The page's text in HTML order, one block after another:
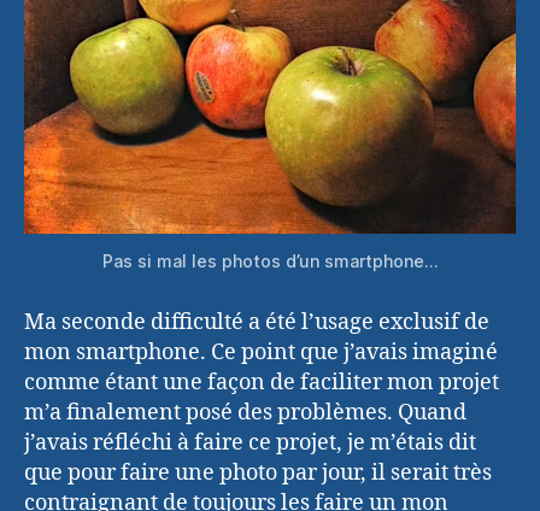
Pas si mal les photos d’un smartphone…
Ma seconde difficulté a été l’usage exclusif de
mon smartphone. Ce point que j’avais imaginé
comme étant une façon de faciliter mon projet
m’a finalement posé des problèmes. Quand
j’avais réfléchi à faire ce projet, je m’étais dit
que pour faire une photo par jour, il serait très
contraignant de toujours les faire un mon